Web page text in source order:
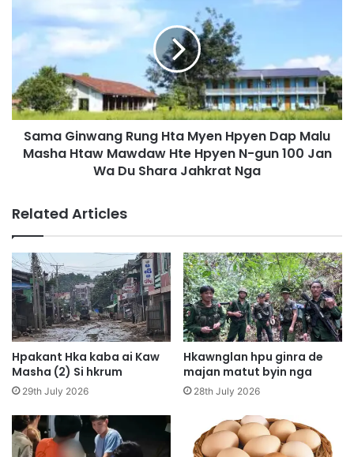
a
w
e
M
e
n
H
p
y
n
a
p
H
k
a
G
n
w
a
g
H
t
a
M
y
e
n
H
p
y
n
D
Sama Ginwang Rung Hta Myen Hpyen Dap Malu
Masha Htaw Mawdaw Hte Hpyen N-gun 100 Jan
Wa Du Shara Jahkrat Nga
Related Articles
Hpakant Hka kaba ai Kaw
Masha (2) Si hkrum
29th July 2026
Hkawnglan hpu ginra de
majan matut byin nga
28th July 2026